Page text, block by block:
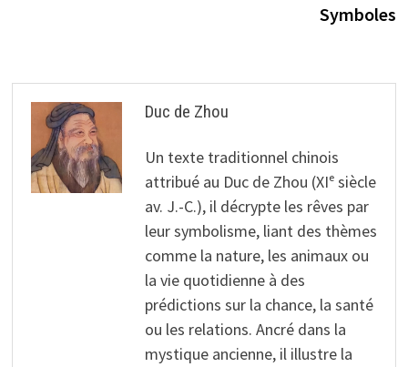
Symboles
Duc de Zhou
Un texte traditionnel chinois
attribué au Duc de Zhou (XIᵉ siècle
av. J.-C.), il décrypte les rêves par
leur symbolisme, liant des thèmes
comme la nature, les animaux ou
la vie quotidienne à des
prédictions sur la chance, la santé
ou les relations. Ancré dans la
mystique ancienne, il illustre la